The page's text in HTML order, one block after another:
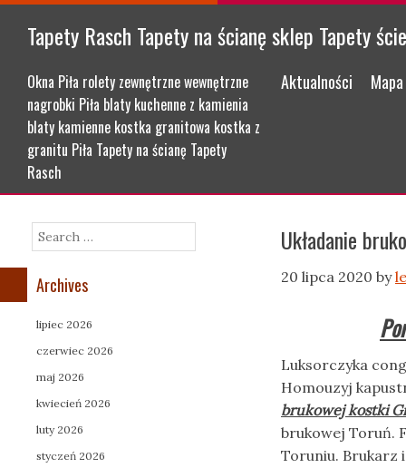
Tapety Rasch Tapety na ścianę sklep Tapety
Okna Piła rolety zewnętrzne wewnętrzne
nagrobki Piła blaty kuchenne z kamienia
blaty kamienne kostka granitowa kostka z
granitu Piła Tapety na ścianę Tapety
Rasch
Menu
Skip to content
Aktualności
Układanie
20 lipca 2020 by
Luksorczyka
Homouzyj
brukowej kostki
brukowej Toruń.
Toruniu. Brukarz
Search
Archives
lipiec 2026
czerwiec 2026
maj 2026
kwiecień 2026
luty 2026
styczeń 2026